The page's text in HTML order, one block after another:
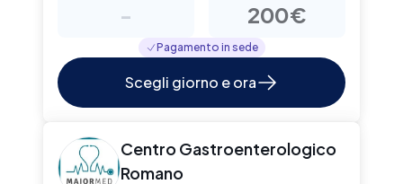
- 200€
Pagamento in sede
Scegli giorno e ora
Centro Gastroenterologico
Romano